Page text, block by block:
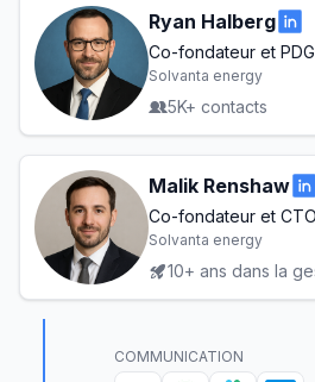
Ryan Halberg
Co-fondateur et
l'énergie propre
Solvanta energy
5K+ contacts
Malik Renshaw
Co-fondateur et
de nouvelle
collaboration à
Solvanta energy
10+ ans dans la
COMMUNICATION